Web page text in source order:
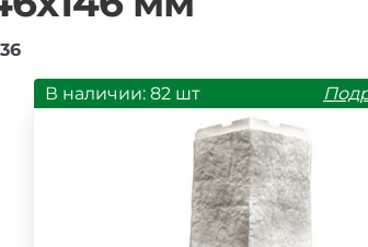
В наличии: 82 шт